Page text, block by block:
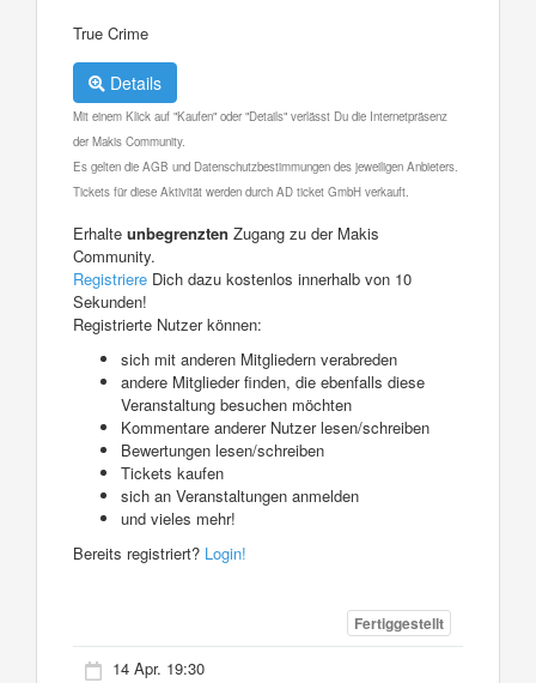
True Crime
Details
Mit einem Klick auf "Kaufen" oder "Details" verlässt Du die Internetpräsenz
der Makis Community.
Es gelten die AGB und Datenschutzbestimmungen des jeweiligen Anbieters.
Tickets für diese Aktivität werden durch AD ticket GmbH verkauft.
Erhalte unbegrenzten Zugang zu der Makis
Community.
Registriere Dich dazu kostenlos innerhalb von 10
Sekunden!
Registrierte Nutzer können:
sich mit anderen Mitgliedern verabreden
andere Mitglieder finden, die ebenfalls diese
Veranstaltung besuchen möchten
Kommentare anderer Nutzer lesen/schreiben
Bewertungen lesen/schreiben
Tickets kaufen
sich an Veranstaltungen anmelden
und vieles mehr!
Bereits registriert? Login!
Fertiggestellt
14 Apr. 19:30